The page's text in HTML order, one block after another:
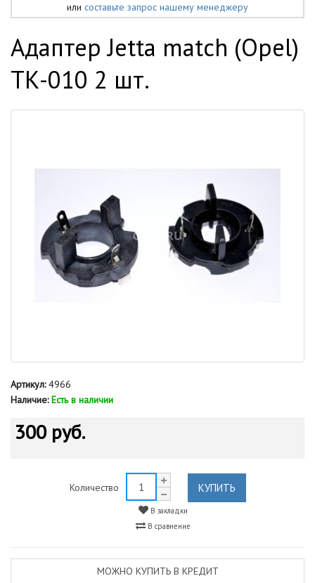
или составьте запрос нашему менеджеру
Адаптер Jetta match (Opel)
ТК-010 2 шт.
Артикул:4966
Наличие: Есть в наличии
300 руб.
Количество КУПИТЬ
В закладки
В сравнение
МОЖНО КУПИТЬ В КРЕДИТ